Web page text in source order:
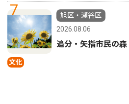
7
文化
旭区・瀬谷区
2026.08.06
追分・矢指市民の